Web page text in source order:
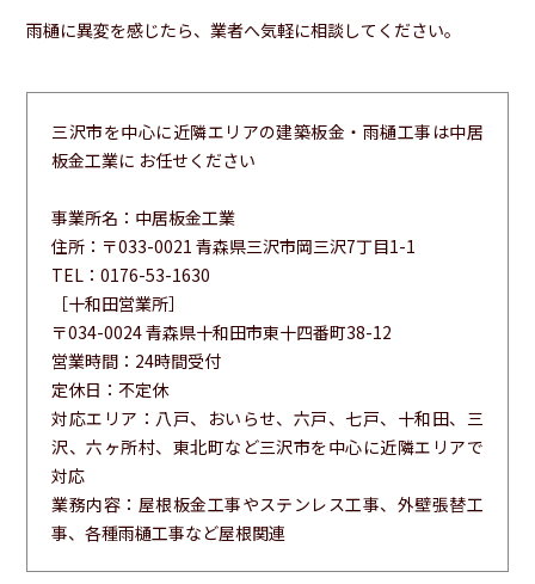
雨樋に異変を感じたら、業者へ気軽に相談してください。
三沢市を中心に近隣エリアの建築板金・雨樋工事は中居
板金工業に お任せください
事業所名：中居板金工業
住所：〒033-0021 青森県三沢市岡三沢7丁目1-1
TEL：0176-53-1630
［十和田営業所］
〒034-0024 青森県十和田市東十四番町38-12
営業時間：24時間受付
定休日：不定休
対応エリア：八戸、おいらせ、六戸、七戸、十和田、三
沢、六ヶ所村、東北町など三沢市を中心に近隣エリアで
対応
業務内容：屋根板金工事やステンレス工事、外壁張替工
事、各種雨樋工事など屋根関連